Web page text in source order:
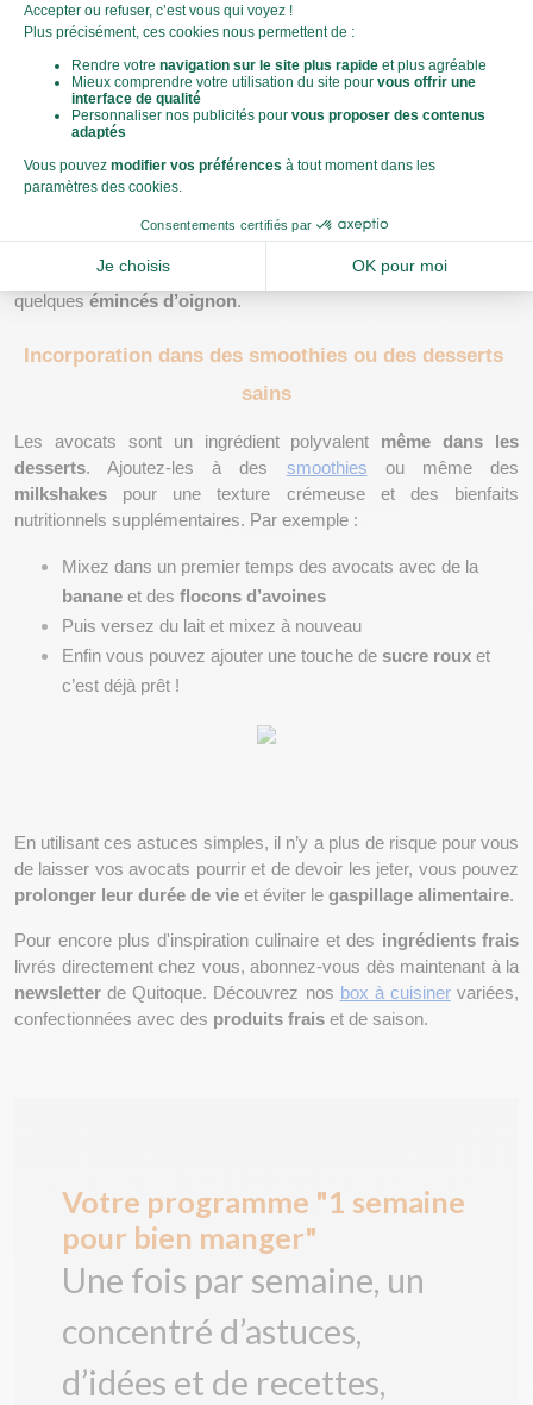
Les avocats tranchés
encore à une
salade de fruits de mer
Pour plus de saveur, vous pouvez assaisonner les
herbes fraîches comme la
ou le persil, et même
quelques émincés d’oignon.
Incorporation dans des smoothies ou des desserts
sains
Les avocats sont un ingrédient polyvalent même dans les
desserts. Ajoutez-les à des smoothies
milkshakes pour une texture crémeuse et des bienfaits
nutritionnels supplémentaires. Par exemple :
banane et des flocons d’avoines
Puis versez du lait et mixez à nouveau
Enfin vous pouvez ajouter une touche de sucre roux et
c’est déjà prêt !
En utilisant ces astuces simples, il n’y a plus de risque pour vous
prolonger leur durée de vie et éviter le gaspillage alimentaire.
Pour encore plus d'inspiration culinaire et des ingrédients frais
newsletter de Quitoque. Découvrez nos box à cuisiner variées,
confectionnées avec des produits frais et de saison.
Votre programme "1 semaine
pour bien manger"
Une fois par semaine, un
concentré d’astuces,
d’idées et de recettes,